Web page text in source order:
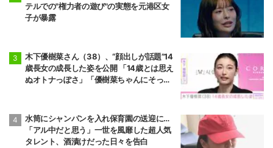
テルでの"権力者の遊び"の実態を元港区女
子が暴露
木下優樹菜さん（38）、“顔出しが話題”14
歳長女の成長した姿を公開 「14歳とは思え
ぬオトナっぽさ」「優樹菜ちゃんにそっく
水筒にシャンパンを入れ保育園の送迎に…
「アル中だと思う」一世を風靡した超人気
タレント、酒漬けだった日々を告白